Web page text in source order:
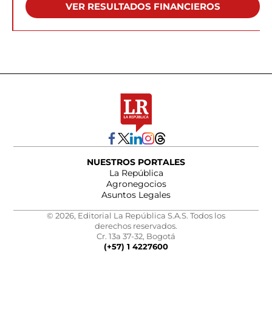
VER RESULTADOS FINANCIEROS
NUESTROS PORTALES
La República
Agronegocios
Asuntos Legales
© 2026, Editorial La República S.A.S. Todos los
derechos reservados.
Cr. 13a 37-32, Bogotá
(+57) 1 4227600